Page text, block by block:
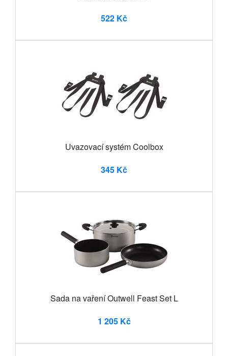
522 Kč
Uvazovací systém Coolbox
345 Kč
Sada na vaření Outwell Feast Set L
1 205 Kč